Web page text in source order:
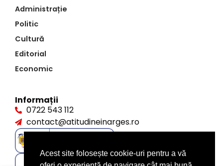
Administrație
Politic
Cultură
Editorial
Economic
Informații
0722 543 112
contact@atitudineinarges.ro
Acest site folosește cookie-uri pentru a vă